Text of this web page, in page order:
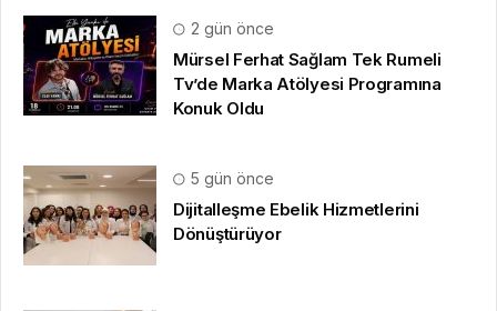
2 gün önce
Mürsel Ferhat Sağlam Tek Rumeli
Tv’de Marka Atölyesi Programına
Konuk Oldu
5 gün önce
Dijitalleşme Ebelik Hizmetlerini
Dönüştürüyor